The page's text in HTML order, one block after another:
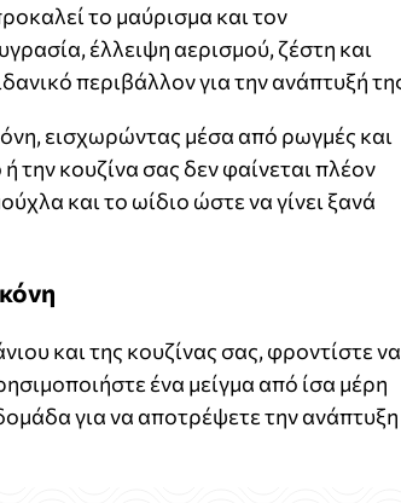
το μαύρισμα και τον
έλλειψη αερισμού, ζέστη και
περιβάλλον για την ανάπτυξή
εισχωρώντας μέσα από ρωγμές και
την κουζίνα σας δεν φαίνεται πλέον
και το ωίδιο ώστε να γίνει ξανά
και της κουζίνας σας, φροντίστε να
ένα μείγμα από ίσα μέρη
για να αποτρέψετε την ανάπτυξη